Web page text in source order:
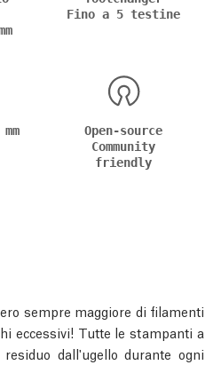
Fino a 5 testine
Open-source
Community
friendly
sempre maggiore di filamenti
eccessivi! Tutte le stampanti a
dall'ugello durante ogni